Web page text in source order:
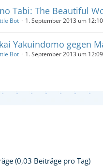
Tabi: The Beautiful
Bot 1. September 2013 um 12:10
Yakuindomo gegen
Bot 1. September 2013 um 12:09
(0,03 Beiträge pro Tag)